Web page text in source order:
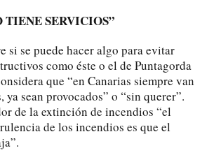
TIENE SERVICIOS”
si se puede hacer algo para evitar
como éste o el de Puntagorda
que “en Canarias siempre van
ya sean provocados” o “sin querer”.
de la extinción de incendios “el
de los incendios es que el